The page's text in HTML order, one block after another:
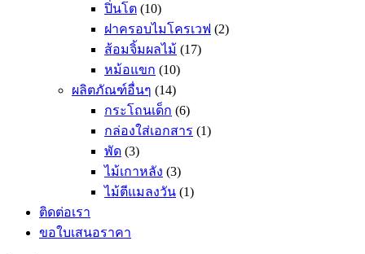
ปิ่นโต (10)
ฝาครอบไมโครเวฟ (2)
ส้อมจิ้มผลไม้ (17)
หม้อแขก (10)
ผลิตภัณฑ์อื่นๆ (14)
กระโถนเด็ก (6)
กล่องใส่เอกสาร (1)
พัด (3)
ไม้เกาหลัง (3)
ไม้ตีแมลงวัน (1)
ติดต่อเรา
ขอใบเสนอราคา